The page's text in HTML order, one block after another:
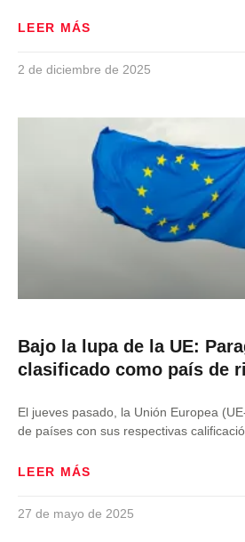
LEER MÁS
2 de diciembre de 2025
Bajo la lupa de la UE:
clasificado como país de
El jueves pasado, la Unión Europea
de países con sus respectivas
LEER MÁS
27 de mayo de 2025